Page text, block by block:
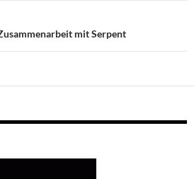
mit Serpent